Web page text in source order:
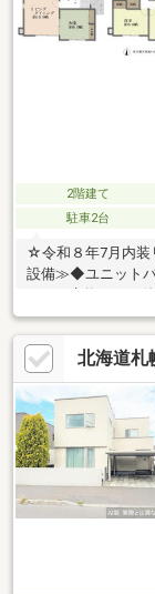
2階建て
駐車2台
☆令和８年7月内
設備≫◆ユニット
全室貼替〇クッシ
ライト新設≪設備
クリーニング■コ
9月頃外構リフォー
学校・・・藻岩南
(徒歩約21分)■ ご希
北海道札